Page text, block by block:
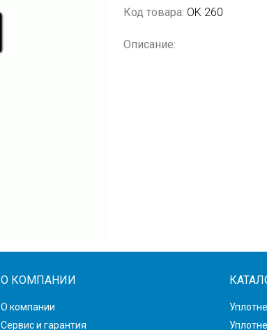
Код товара: OK 260
Описание:
О КОМПАНИИ
О компании
Сервис и гарантия